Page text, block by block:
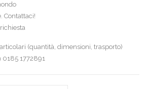
Contattaci!
(quantità, dimensioni, trasporto)
0185 1772891